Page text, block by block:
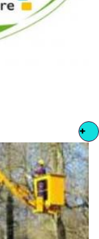
+